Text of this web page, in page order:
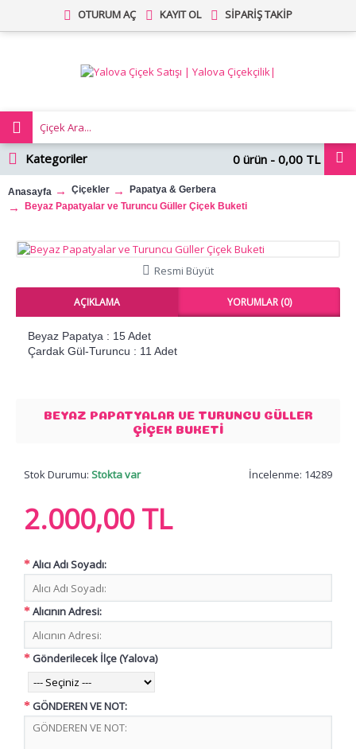
OTURUM AÇ KAYIT OL SIPARIŞ TAKIP
0 ürün - 0,00 TL
Kategoriler
Anasayfa Çiçekler
Papatya & Gerbera
Beyaz Papatyalar ve Turuncu Güller Çiçek Buketi
Resmi Büyüt
AÇIKLAMA YORUMLAR (0)
Beyaz Papatya : 15 Adet
Çardak Gül-Turuncu : 11 Adet
BEYAZ PAPATYALAR VE TURUNCU GÜLLER
ÇIÇEK BUKETI
İncelenme: 14289
Stok Durumu: Stokta var
2.000,00 TL
Alıcı Adı Soyadı:
Alıcının Adresi:
Gönderilecek İlçe (Yalova)
GÖNDEREN VE NOT: